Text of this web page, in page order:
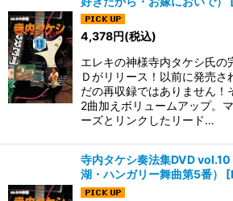
4,378円(税込)
エレキの神様寺内タケシ氏の
Ｄがリリース！以前に発売さ
だの再収録ではありません！
2曲加えボリュームアップ。
ーズとリンクしたリード…
寺内タケシ奏法集DVD
湖・ハンガリー舞曲第5番）
[